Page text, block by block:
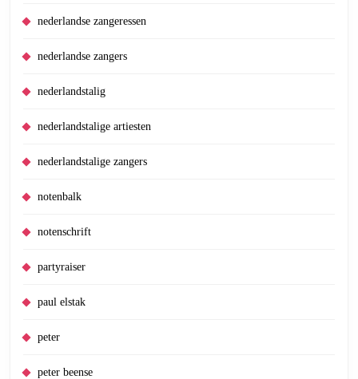
nederlandse zangeressen
nederlandse zangers
nederlandstalig
nederlandstalige artiesten
nederlandstalige zangers
notenbalk
notenschrift
partyraiser
paul elstak
peter
peter beense